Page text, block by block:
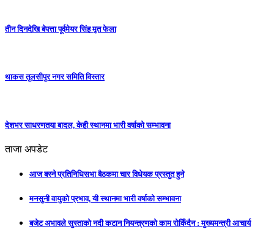
तीन दिनदेखि बेपत्ता पूर्वमेयर सिंह मृत फेला
थाकस तुलसीपुर नगर समिति विस्तार
देशभर साधरणतया बादल, केही स्थानमा भारी वर्षाको सम्भावना
ताजा अपडेट
आज बस्ने प्रतिनिधिसभा बैठकमा चार विधेयक प्रस्तुत हुने
मनसुनी वायुको प्रभाव, यी स्थानमा भारी वर्षाको सम्भावना
बजेट अभावले सुस्ताको नदी कटान नियन्त्रणको काम रोकिँदैन : मुख्यमन्त्री आचार्य